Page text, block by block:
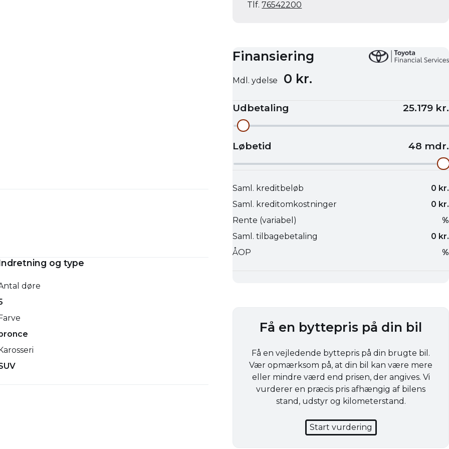
og type
døre
Tlf.76542200
Få en byttepris på din bil
Få en vejledende byttepris på din brugte bil.
Vær opmærksom på, at din bil kan være mere
eller mindre værd end prisen, der angives. Vi
vurderer en præcis pris afhængig af bilens
stand, udstyr og kilometerstand.
Start vurdering